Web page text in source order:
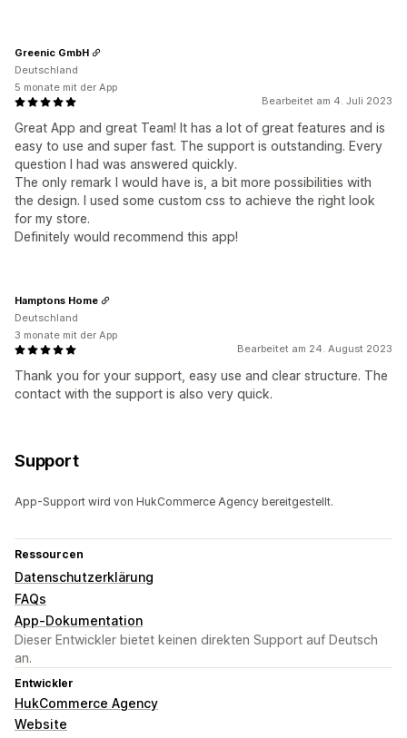
Bearbeitet am 4. Juli 2023
Great App and great Team! It has a lot of great features and is
easy to use and super fast. The support is outstanding. Every
question I had was answered quickly.
The only remark I would have is, a bit more possibilities with
the design. I used some custom css to achieve the right look
for my store.
Definitely would recommend this app!
Greenic GmbH
Deutschland
5 monate mit der App
Bearbeitet am 24. August 2023
Thank you for your support, easy use and clear structure. The
contact with the support is also very quick.
Hamptons Home
Deutschland
3 monate mit der App
Support
App-Support wird von HukCommerce Agency bereitgestellt.
Ressourcen
Datenschutzerklärung
FAQs
App-Dokumentation
Dieser Entwickler bietet keinen direkten Support auf Deutsch
an.
Entwickler
HukCommerce Agency
Website